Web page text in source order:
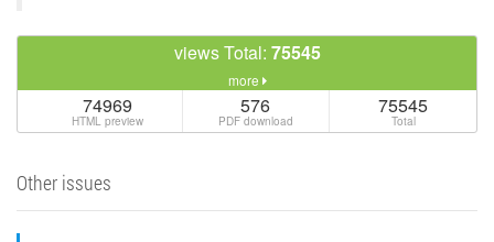
views Total: 75545
more
74969
HTML preview
576
PDF download
75545
Total
Other issues